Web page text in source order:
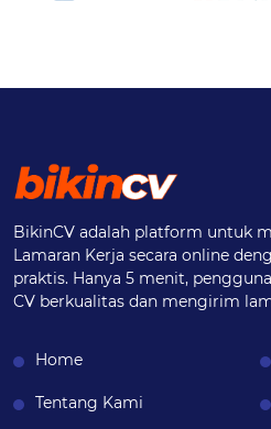
BikinCV adalah platform untuk
Lamaran Kerja secara online
praktis. Hanya 5 menit,
CV berkualitas dan mengirim
Home
Tentang Kami